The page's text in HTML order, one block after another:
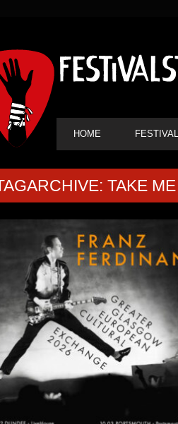
HAUPT-
NAVIGATION
HOME
TAKE